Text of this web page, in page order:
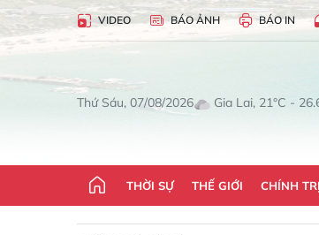
VIDEO BÁO ẢNH BÁO IN
Thứ Sáu, 07/08/2026 Gia Lai, 21°C -
THỜI SỰ THẾ GIỚI CHÍNH TRỊ